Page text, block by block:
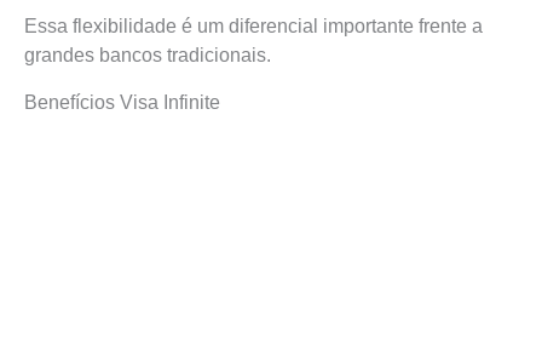
Essa flexibilidade é um diferencial importante frente a
grandes bancos tradicionais.
Benefícios Visa Infinite